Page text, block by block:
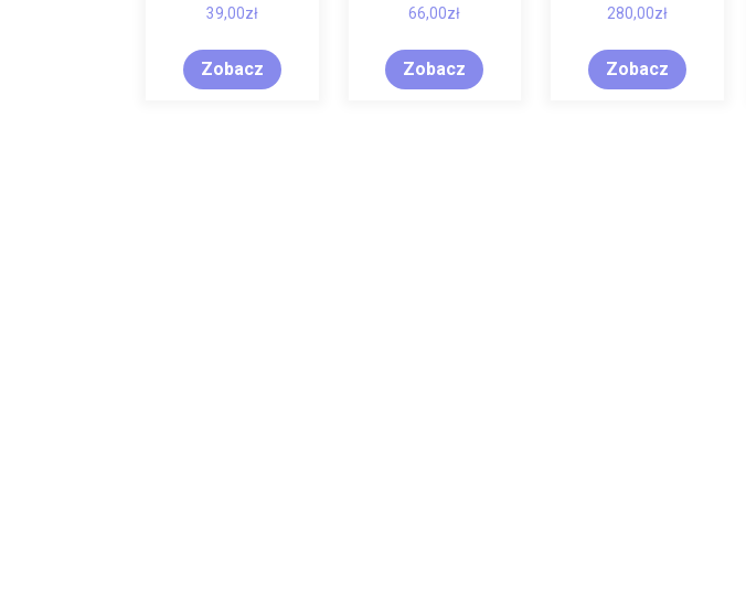
39,00zł
Zobacz
66,00zł
Zobacz
280,00zł
Zobacz